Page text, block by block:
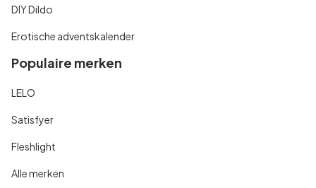
DIY Dildo
Erotische adventskalender
Populaire merken
LELO
Satisfyer
Fleshlight
Alle merken